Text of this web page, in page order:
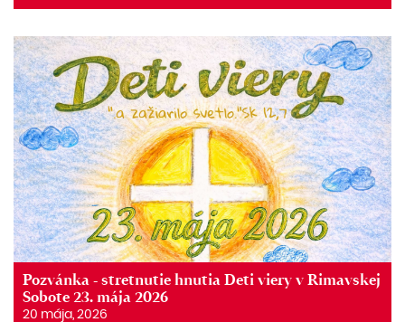
Pozvánka - stretnutie hnutia Deti viery v Rimavskej
Sobote 23. mája 2026
20 mája, 2026